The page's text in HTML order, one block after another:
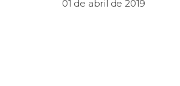
01 de abril de 2019